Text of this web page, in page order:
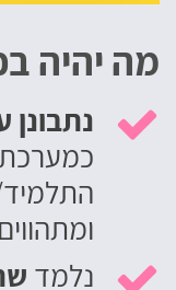
מה יהיה

 נלמד